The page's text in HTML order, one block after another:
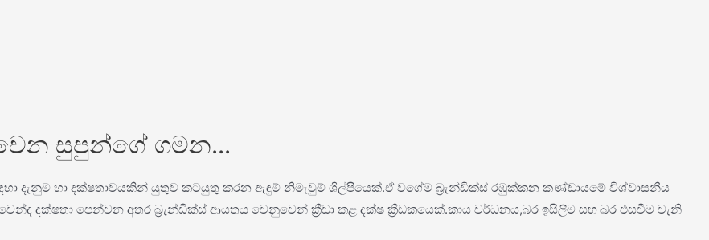
සුපුන්ගේ ගමන...
දැනුම හා දක්ෂතාවයකින් යුතුව කටයුතු කරන ඇඳුම් නිමැවුම් ශිල්පියෙක්.ඒ වගේම බ්‍රැන්ඩික්ස් රඹුක්කන කණ්ඩායමේ විශ්වාසනීය
දක්ෂතා පෙන්වන අතර බ්‍රැන්ඩික්ස් ආයතය වෙනුවෙන් ක්‍රීඩා කළ දක්ෂ ක්‍රීඩකයෙක්.කාය වර්ධනය,බර ඉසිලීම සහ බර එසවීම වැනි